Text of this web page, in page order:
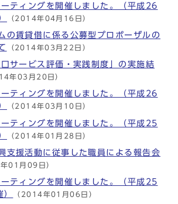
ティングを開催しました。（平成26
（2014年04月16日）
の賃貸借に係る公募型プロポーザルの
（2014年03月22日）
サービス評価・実践制度」の実施結
年03月20日）
ティングを開催しました。（平成26
（2014年03月10日）
ティングを開催しました。（平成25
（2014年01月28日）
支援活動に従事した職員による報告会
01月09日）
ティングを開催しました。（平成25
（2014年01月06日）